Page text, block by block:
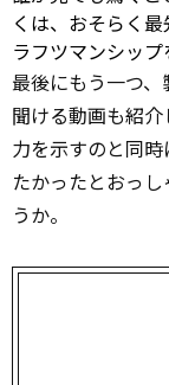
くは、おそらく
ラフツマンシッ
最後にもう一つ
聞ける動画も紹介
力を示すのと同
たかったとおっ
うか。